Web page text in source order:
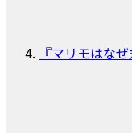
『マリモはな